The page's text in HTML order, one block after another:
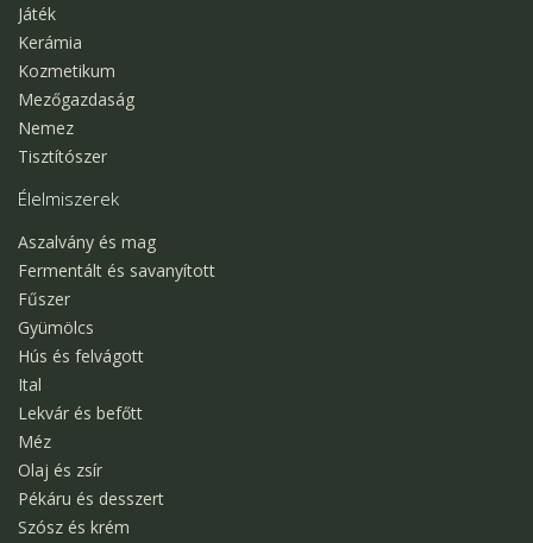
Játék
Kerámia
Kozmetikum
Mezőgazdaság
Nemez
Tisztítószer
Élelmiszerek
Aszalvány és mag
Fermentált és savanyított
Fűszer
Gyümölcs
Hús és felvágott
Ital
Lekvár és befőtt
Méz
Olaj és zsír
Pékáru és desszert
Szósz és krém